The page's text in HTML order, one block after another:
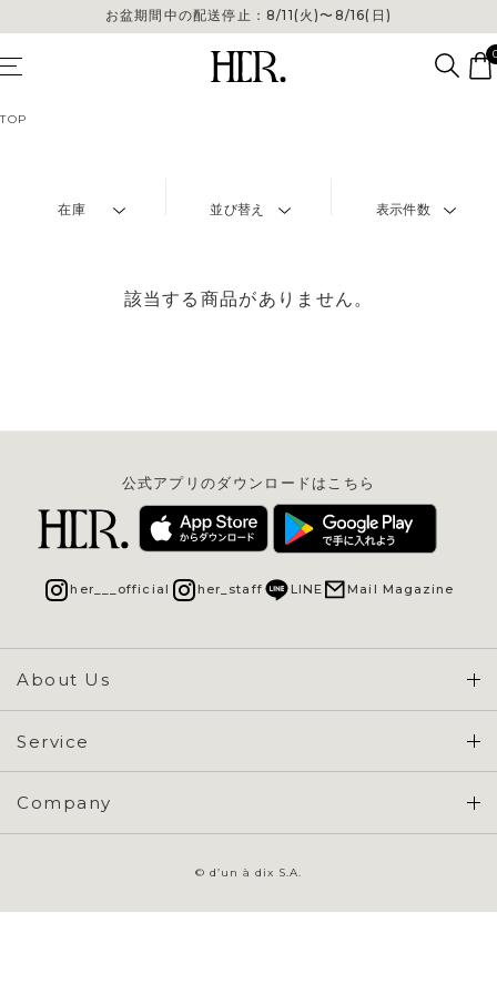
お盆期間中の配送停止：8/11(火)〜8/16(日)
TOP
在庫 並び替え 表示件数
該当する商品がありません。
About Us
Concept & Overview
Service
会員登録 / ログイン
ご利用ガイド
お問い合わせ
Company
公式アプリのダウンロードはこちら
her___official her_staff LINE Mail Magazine
© d’un à dix S.A.